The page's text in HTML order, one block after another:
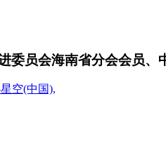
委员会海南省分会会员、
空(中国),